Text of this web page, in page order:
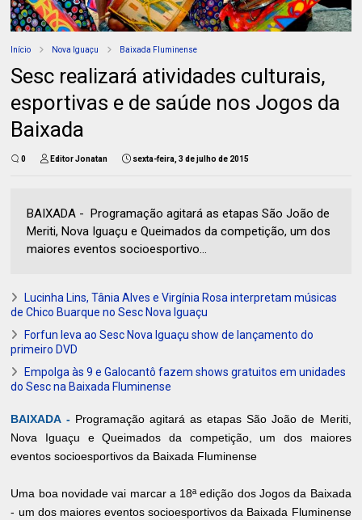
Início Nova Iguaçu Baixada Fluminense
Sesc realizará atividades culturais,
esportivas e de saúde nos Jogos da
Baixada
0 Editor Jonatan sexta-feira, 3 de julho de 2015
BAIXADA - Programação agitará as etapas São João de
Meriti, Nova Iguaçu e Queimados da competição, um dos
maiores eventos socioesportivo...
Lucinha Lins, Tânia Alves e Virgínia Rosa interpretam músicas
de Chico Buarque no Sesc Nova Iguaçu
Forfun leva ao Sesc Nova Iguaçu show de lançamento do
primeiro DVD
Empolga às 9 e Galocantô fazem shows gratuitos em unidades
do Sesc na Baixada Fluminense
BAIXADA - Programação agitará as etapas São João de Meriti,
Nova Iguaçu e Queimados da competição, um dos maiores
eventos socioesportivos da Baixada Fluminense
Uma boa novidade vai marcar a 18ª edição dos Jogos da Baixada
- um dos maiores eventos socioesportivos da Baixada Fluminense